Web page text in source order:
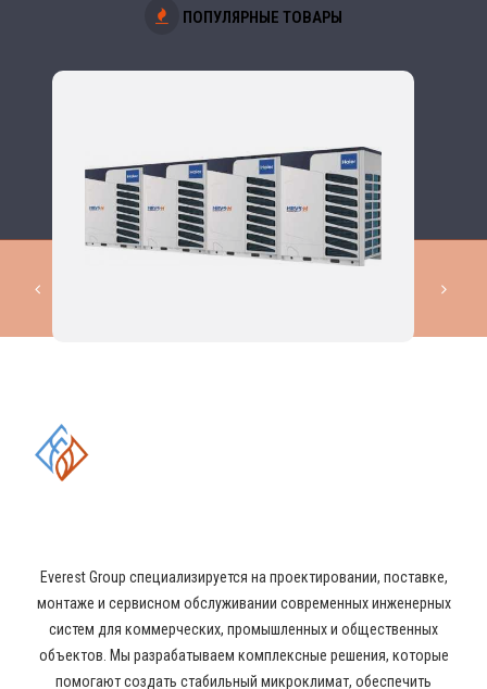
ПОПУЛЯРНЫЕ ТОВАРЫ
Everest Group специализируется на проектировании, поставке,
монтаже и сервисном обслуживании современных инженерных
систем для коммерческих, промышленных и общественных
объектов. Мы разрабатываем комплексные решения, которые
помогают создать стабильный микроклимат, обеспечить